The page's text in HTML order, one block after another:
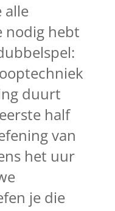
alle
nodig hebt
duurt
half
van
het uur
je die